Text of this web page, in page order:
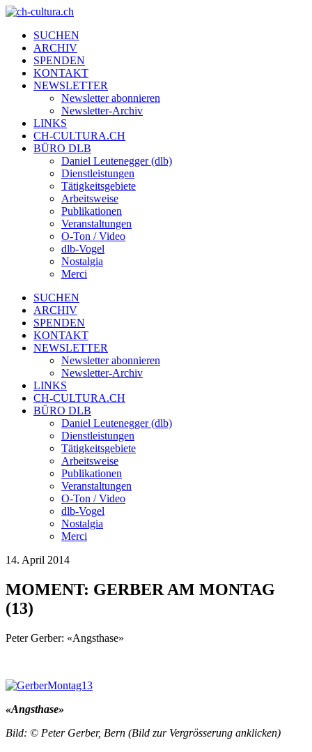
SUCHEN
ARCHIV
SPENDEN
KONTAKT
NEWSLETTER
Newsletter abonnieren
Newsletter-Archiv
LINKS
CH-CULTURA.CH
BÜRO DLB
Daniel Leutenegger (dlb)
Dienstleistungen
Tätigkeitsgebiete
Arbeitsweise
Publikationen
Veranstaltungen
O-Ton / Video
dlb-Vogel
Nostalgia
Merci
SUCHEN
ARCHIV
SPENDEN
KONTAKT
NEWSLETTER
Newsletter abonnieren
Newsletter-Archiv
LINKS
CH-CULTURA.CH
BÜRO DLB
Daniel Leutenegger (dlb)
Dienstleistungen
Tätigkeitsgebiete
Arbeitsweise
Publikationen
Veranstaltungen
O-Ton / Video
dlb-Vogel
Nostalgia
Merci
14. April 2014
MOMENT: GERBER AM MONTAG
(13)
Peter Gerber: «Angsthase»
«Angsthase»
Bild: © Peter Gerber, Bern (Bild zur Vergrösserung anklicken)